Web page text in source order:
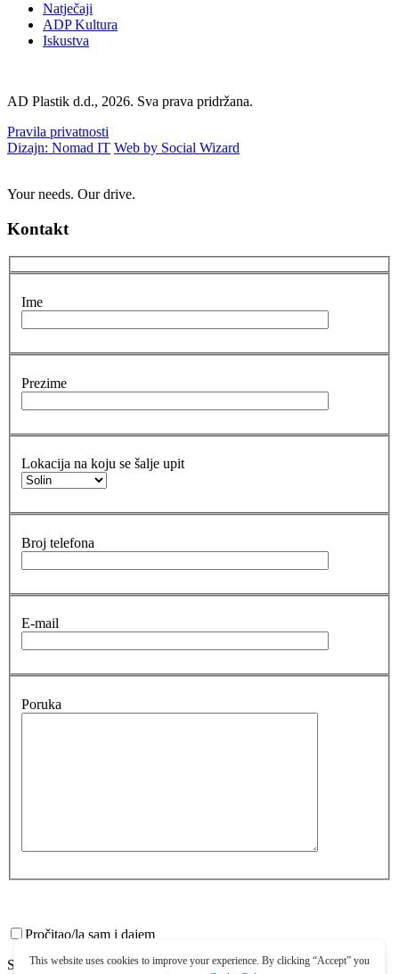
Natječaji
ADP Kultura
Iskustva
AD Plastik d.d., 2026. Sva prava pridržana.
Pravila privatnosti
Dizajn: Nomad IT Web by Social Wizard
Your needs. Our drive.
Kontakt
Ime
Prezime
Lokacija na koju se šalje upit
Broj telefona
E-mail
Poruka
Pročitao/la sam i dajem
Suglasnost za korištenje osobnih podataka